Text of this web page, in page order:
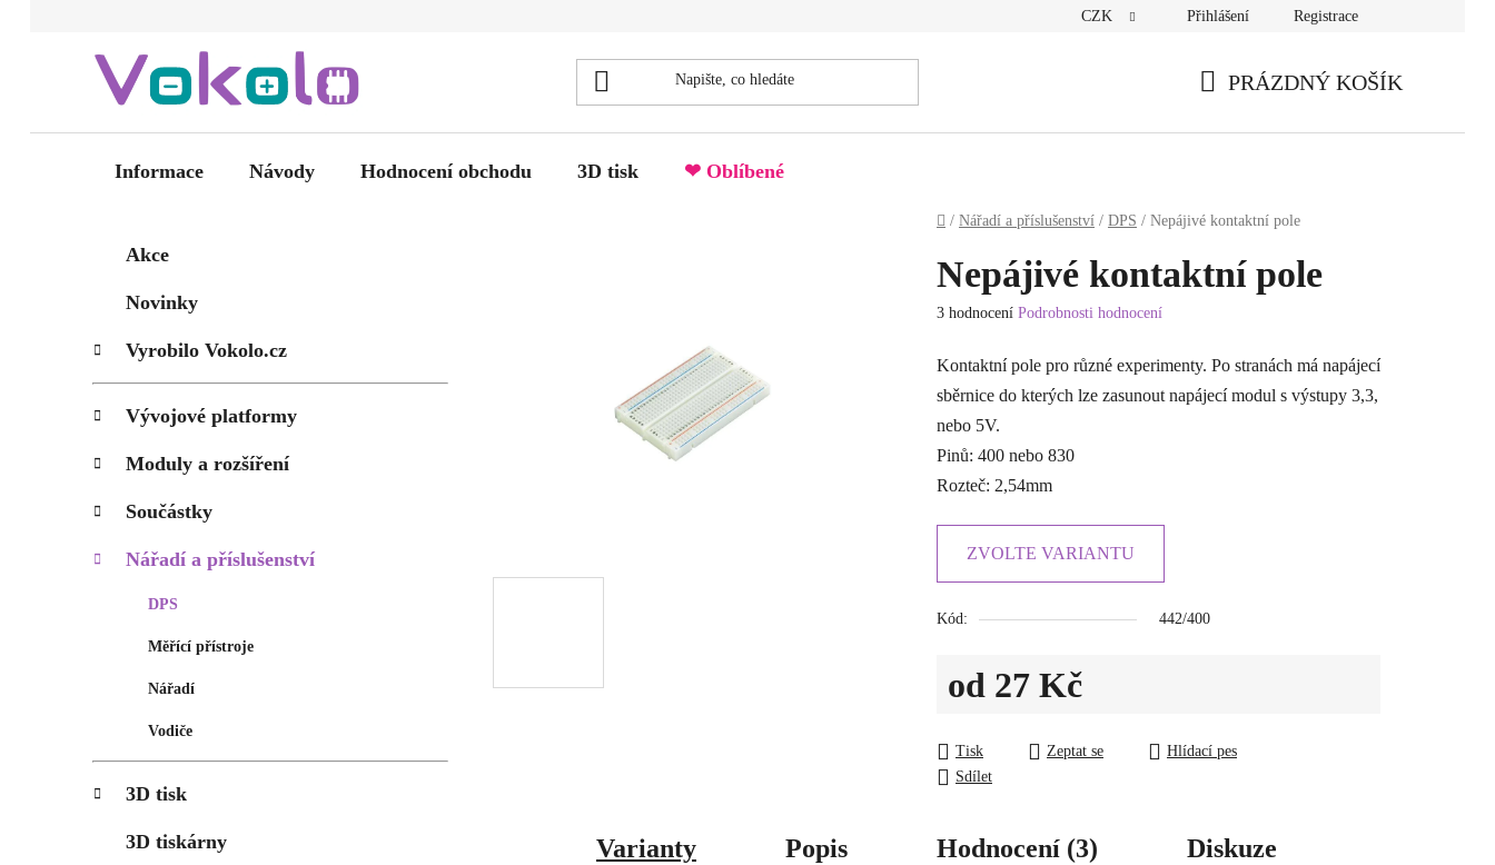
CZK Přihlášení Registrace
PRÁZDNÝ KOŠÍK
Informace Návody Hodnocení obchodu 3D tisk ❤ Oblíbené
Domů
/ Nářadí a příslušenství / DPS / Nepájivé kontaktní pole
r
a
n
í
p
n
kategorie
g
r
i
Akce
Novinky
Vyrobilo Vokolo.cz
Vývojové platformy
Moduly a rozšíření
Součástky
Nářadí a příslušenství
DPS
Měřící přístroje
Nářadí
Vodiče
3D tisk
3D tiskárny
Nepájivé kontaktní pole
Průměrné
produktu
je
5
hvězdiček.
3 hodnocení Podrobnosti hodnocení
Kontaktní pole pro různé experimenty. Po stranách má napájecí
sběrnice do kterých lze zasunout napájecí modul s výstupy 3,3,
nebo 5V.
Pinů: 400 nebo 830
Rozteč: 2,54mm
ZVOLTE VARIANTU
Kód: 442/400
od 27 Kč
Tisk Zeptat se
Hlídací pes
Sdílet
Varianty Popis Hodnocení (3) Diskuze